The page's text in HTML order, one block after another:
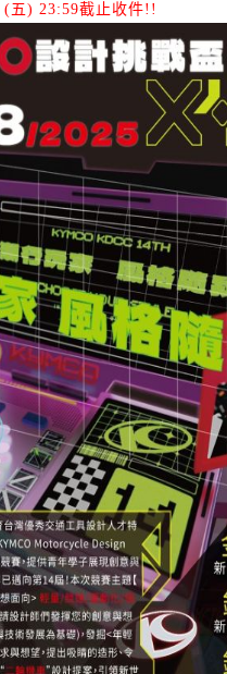
五) 23:59截止收件!!